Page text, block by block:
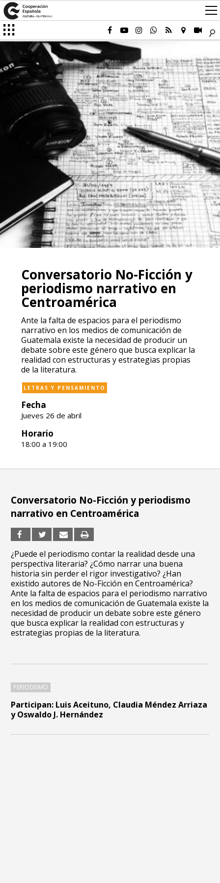
Conversatorio No-Ficción y
periodismo narrativo en
Centroamérica
Ante la falta de espacios para el periodismo
narrativo en los medios de comunicación de
Guatemala existe la necesidad de producir un
debate sobre este género que busca explicar la
realidad con estructuras y estrategias propias
de la literatura.
LETRAS Y PENSAMIENTO
Fecha
Jueves 26 de abril
Horario
18:00 a 19:00
Participan: Luis Aceituno, Claudia Méndez Arriaza
y Oswaldo J. Hernández
Conversatorio No-Ficción y periodismo
narrativo en Centroamérica
¿Puede el periodismo contar la realidad desde una
perspectiva literaria? ¿Cómo narrar una buena
historia sin perder el rigor investigativo? ¿Han
existido autores de No-Ficción en Centroamérica?
Ante la falta de espacios para el periodismo narrativo
en los medios de comunicación de Guatemala existe la
necesidad de producir un debate sobre este género
que busca explicar la realidad con estructuras y
estrategias propias de la literatura.
PERIODISMO